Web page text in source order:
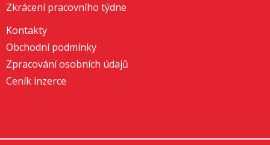
Zkrácení pracovního týdne
Kontakty
Obchodní podmínky
Zpracování osobních údajů
Ceník inzerce